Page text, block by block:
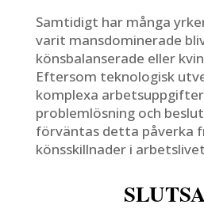
Samtidigt har många
varit mansdominerade
könsbalanserade eller
Eftersom teknologisk
komplexa
problemlösning och
förväntas detta påverka
könsskillnader i